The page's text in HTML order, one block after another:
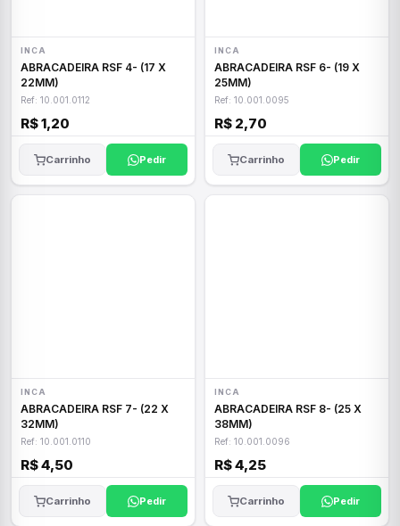
INCA
ABRACADEIRA RSF 4- (17 X
22MM)
Ref: 10.001.0112
R$ 1,20
Carrinho Pedir
INCA
ABRACADEIRA RSF 6- (19 X
25MM)
Ref: 10.001.0095
R$ 2,70
Carrinho Pedir
INCA
ABRACADEIRA RSF 7- (22 X
32MM)
Ref: 10.001.0110
R$ 4,50
Carrinho Pedir
INCA
ABRACADEIRA RSF 8- (25 X
38MM)
Ref: 10.001.0096
R$ 4,25
Carrinho Pedir